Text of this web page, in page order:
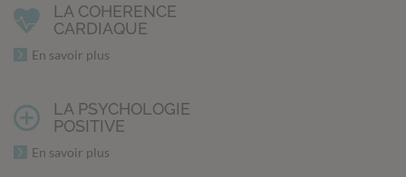
LA COHERENCE
CARDIAQUE
En savoir plus
LA PSYCHOLOGIE
POSITIVE
En savoir plus